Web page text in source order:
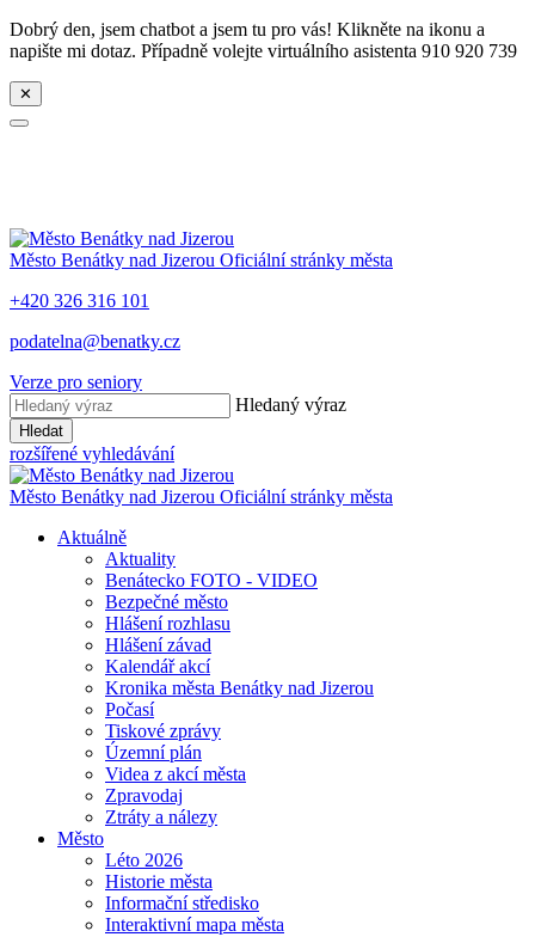
Dobrý den, jsem chatbot a jsem tu pro vás! Klikněte na ikonu a
napište mi dotaz. Případně volejte virtuálního asistenta 910 920 739
✕
Město Benátky nad Jizerou Oficiální stránky města
+420 326 316 101
podatelna@benatky.cz
Verze pro seniory
Hledaný výraz
Hledat
rozšířené vyhledávání
Město Benátky nad Jizerou Oficiální stránky města
Aktuálně
Aktuality
Benátecko FOTO - VIDEO
Bezpečné město
Hlášení rozhlasu
Hlášení závad
Kalendář akcí
Kronika města Benátky nad Jizerou
Počasí
Tiskové zprávy
Územní plán
Videa z akcí města
Zpravodaj
Ztráty a nálezy
Město
Léto 2026
Historie města
Informační středisko
Interaktivní mapa města